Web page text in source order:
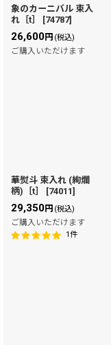
象のカーニバル 束入
れ［t］
[74787]
26,600円 (税込)
ご購入いただけます
華熨斗 束入れ (絢爛
柄)［t］
[74011]
29,350円 (税込)
ご購入いただけます
1件